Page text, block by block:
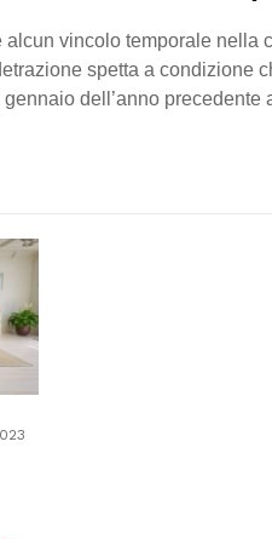
alcun vincolo temporale nella
spetta a condizione
dell’anno precedente